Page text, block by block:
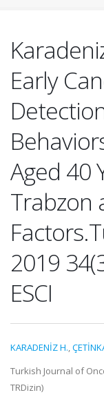
Early
Aged 40
Trabzon
2019
ESCI
KARADENİZ H.,
Turkish Journal of
TRDizin)